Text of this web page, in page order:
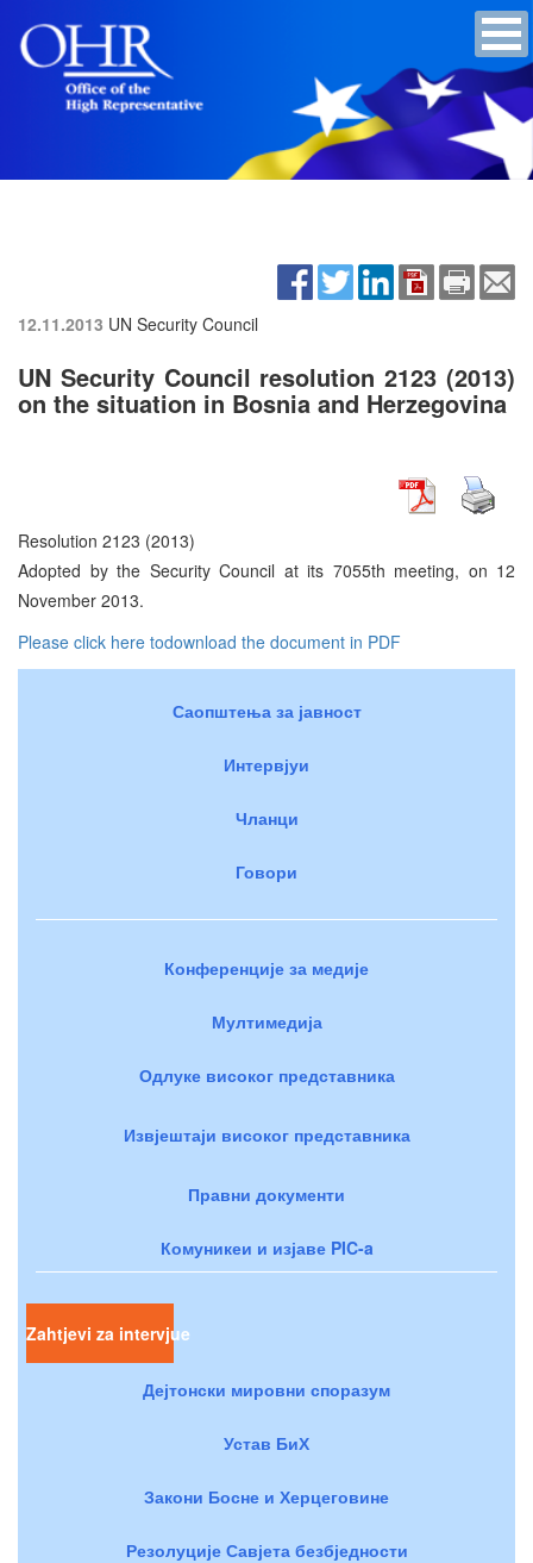
12.11.2013 UN Security Council
UN Security Council resolution 2123 (2013)
on the situation in Bosnia and Herzegovina
Resolution 2123 (2013)
Adopted by the Security Council at its 7055th meeting, on 12
November 2013.
Please click here todownload the document in PDF
Саопштења за јавност
Интервјуи
Чланци
Говори
Конференције за медије
Мултимедија
Одлуке високог представника
Извјештаји високог представника
Правни документи
Комуникеи и изјаве PIC-a
Zahtjevi za intervjue
Дејтонски мировни споразум
Устав БиХ
Закони Босне и Херцеговине
Резолуције Савјета безбједности